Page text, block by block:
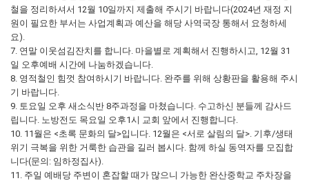
철을 정리하셔서 12월 10일까지 제출해 주시기 바랍니다(2024년 재정 지
원이 필요한 부서는 사업계획과 예산을 해당 사역국장 통해서 요청하세
요).
7. 연말 이웃섬김잔치를 합니다. 마을별로 계획해서 진행하시고, 12월 31
일 오후예배 시간에 나눔하겠습니다.
8. 영적철인 힘껏 참여하시기 바랍니다. 완주를 위해 상황판을 활용해 주시
기 바랍니다.
9. 토요일 오후 새소식반 8주과정을 마쳤습니다. 수고하신 분들께 감사드
립니다. 노방전도 목요일 오후1시 교회 앞에서 진행합니다.
10. 11월은 <초록 문화의 달>입니다. 12월은 <서로 살림의 달>. 기후/생태
위기 극복을 위한 거룩한 습관을 길러 봅시다. 함께 하실 동역자를 모집합
니다(문의: 임하정집사).
11. 주일 예배당 주변이 혼잡할 때가 많으니 가능한 완산중학교 주차장을